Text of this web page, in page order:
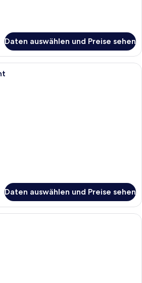
Daten auswählen und Preise sehen
Junior Suite Beachfront | 1
Daten auswählen und Preise sehen
Ein Schlafzimmer mit einem großen